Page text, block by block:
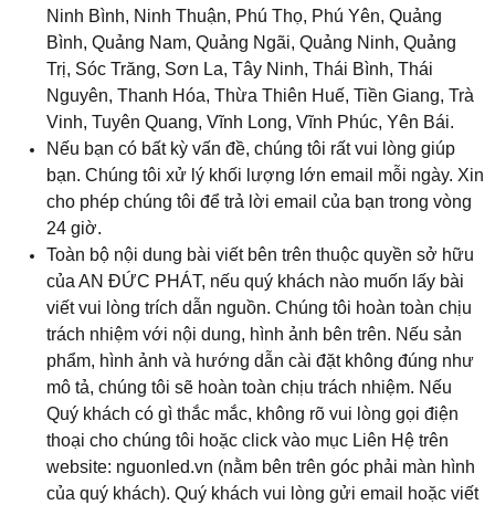
Ninh Bình, Ninh Thuận, Phú Thọ, Phú Yên, Quảng
Bình, Quảng Nam, Quảng Ngãi, Quảng Ninh, Quảng
Trị, Sóc Trăng, Sơn La, Tây Ninh, Thái Bình, Thái
Nguyên, Thanh Hóa, Thừa Thiên Huế, Tiền Giang, Trà
Vinh, Tuyên Quang, Vĩnh Long, Vĩnh Phúc, Yên Bái.
Nếu bạn có bất kỳ vấn đề, chúng tôi rất vui lòng giúp
bạn. Chúng tôi xử lý khối lượng lớn email mỗi ngày. Xin
cho phép chúng tôi để trả lời email của bạn trong vòng
24 giờ.
Toàn bộ nội dung bài viết bên trên thuộc quyền sở hữu
của AN ĐỨC PHÁT, nếu quý khách nào muốn lấy bài
viết vui lòng trích dẫn nguồn. Chúng tôi hoàn toàn chịu
trách nhiệm với nội dung, hình ảnh bên trên. Nếu sản
phẩm, hình ảnh và hướng dẫn cài đặt không đúng như
mô tả, chúng tôi sẽ hoàn toàn chịu trách nhiệm. Nếu
Quý khách có gì thắc mắc, không rõ vui lòng gọi điện
thoại cho chúng tôi hoặc click vào mục Liên Hệ trên
website: nguonled.vn (nằm bên trên góc phải màn hình
của quý khách). Quý khách vui lòng gửi email hoặc viết